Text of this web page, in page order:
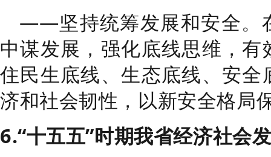
——坚持统筹发展和安全。
中谋发展，强化底线思维，
住民生底线、生态底线、安
济和社会韧性，以新安全格局
6.“十五五”时期我省经济社会